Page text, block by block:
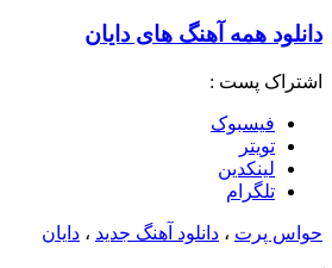
دانلود همه آهنگ های دایان
اشتراک پست :
فيسبوک
تويتر
لینکدین
تلگرام
حواس پرت ، دانلود آهنگ جدید ، دایان